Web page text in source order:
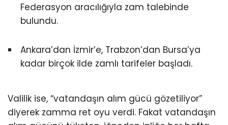
Federasyon aracılığıyla zam talebinde
bulundu.
Ankara’dan İzmir’e, Trabzon’dan Bursa’ya
kadar birçok ilde zamlı tarifeler başladı.
Valilik ise, “vatandaşın alım gücü gözetiliyor”
diyerek zamma ret oyu verdi. Fakat vatandaşın